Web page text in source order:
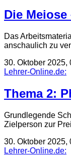
Die
Das
anschaulich zu
30. Oktober 2025,
Lehrer-Online.de:
Thema 2:
Grundlegende
Zielperson zur
30. Oktober 2025,
Lehrer-Online.de: